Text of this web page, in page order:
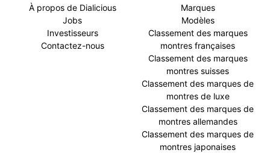
À propos de Dialicious
Jobs
Investisseurs
Contactez-nous
Marques
Modèles
Classement des marques
montres françaises
Classement des marques
montres suisses
Classement des marques de
montres de luxe
Classement des marques de
montres allemandes
Classement des marques de
montres japonaises